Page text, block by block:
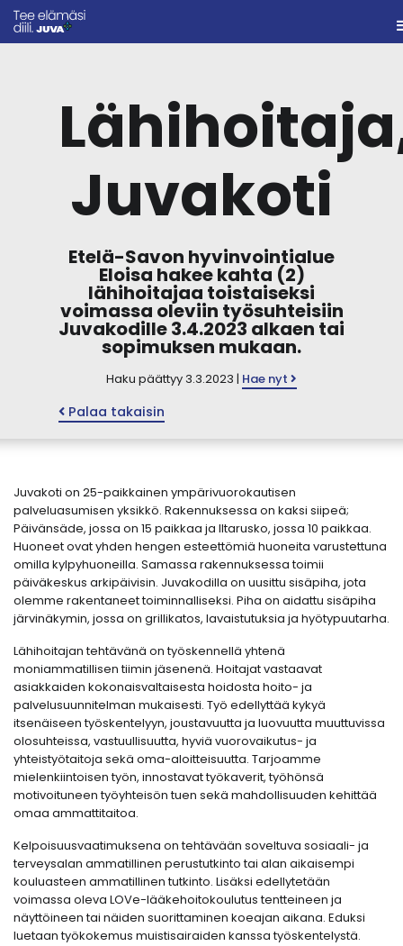
Juvakoti
Etelä-Savon hyvinvointialue
Eloisa hakee kahta (2)
lähihoitajaa toistaiseksi
voimassa oleviin työsuhteisiin
Juvakodille 3.4.2023 alkaen tai
sopimuksen mukaan.
Haku päättyy 3.3.2023 | Hae nyt
Palaa takaisin
Juvakoti on 25-paikkainen ympärivuorokautisen
palveluasumisen yksikkö. Rakennuksessa on kaksi siipeä;
Päivänsäde, jossa on 15 paikkaa ja Iltarusko, jossa 10 paikkaa.
Huoneet ovat yhden hengen esteettömiä huoneita varustettuna
omilla kylpyhuoneilla. Samassa rakennuksessa toimii
päiväkeskus arkipäivisin. Juvakodilla on uusittu sisäpiha, jota
olemme rakentaneet toiminnalliseksi. Piha on aidattu sisäpiha
järvinäkymin, jossa on grillikatos, lavaistutuksia ja hyötypuutarha.
Lähihoitajan tehtävänä on työskennellä yhtenä
moniammatillisen tiimin jäsenenä. Hoitajat vastaavat
asiakkaiden kokonaisvaltaisesta hoidosta hoito- ja
palvelusuunnitelman mukaisesti. Työ edellyttää kykyä
itsenäiseen työskentelyyn, joustavuutta ja luovuutta muuttuvissa
olosuhteissa, vastuullisuutta, hyviä vuorovaikutus- ja
yhteistyötaitoja sekä oma-aloitteisuutta. Tarjoamme
mielenkiintoisen työn, innostavat työkaverit, työhönsä
motivoituneen työyhteisön tuen sekä mahdollisuuden kehittää
omaa ammattitaitoa.
Kelpoisuusvaatimuksena on tehtävään soveltuva sosiaali- ja
terveysalan ammatillinen perustutkinto tai alan aikaisempi
kouluasteen ammatillinen tutkinto. Lisäksi edellytetään
voimassa oleva LOVe-lääkehoitokoulutus tentteineen ja
näyttöineen tai näiden suorittaminen koeajan aikana. Eduksi
luetaan työkokemus muistisairaiden kanssa työskentelystä.